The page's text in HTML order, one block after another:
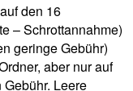
den 16
– Schrottannahme)
geringe Gebühr)
aber nur auf
Leere